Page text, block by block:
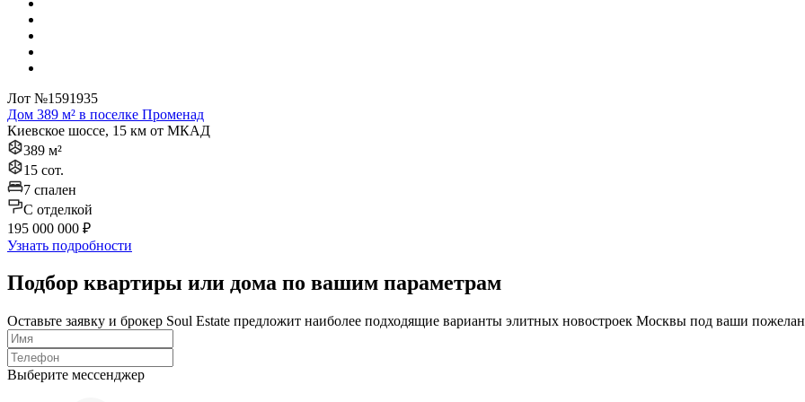
Лот №1591935
Дом 389 м² в поселке Променад
Киевское шоссе, 15 км от МКАД
389 м²
15 сот.
7 спален
C отделкой
195 000 000 ₽
Узнать подробности
Подбор квартиры или дома по вашим параметрам
Оставьте заявку и брокер Soul Estate предложит наиболее подходящие варианты элитных новостроек Москвы под ваши
Выберите мессенджер